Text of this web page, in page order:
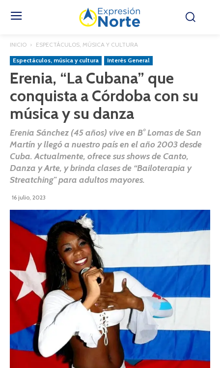
INICIO ESPECTÁCULOS, MÚSICA Y CULTURA
Espectáculos, música y cultura Interés General
Erenia, “La Cubana” que
conquista a Córdoba con su
música y su danza
Erenia Sánchez (45 años) vive en B° Lomas de San
Martín y llegó a nuestro país en el año 2003 desde
Cuba. Actualmente, ofrece sus shows de Canto,
Danza y Arte, y brinda clases de “Bailoterapia y
Streatching" para adultos mayores.
16 julio, 2023